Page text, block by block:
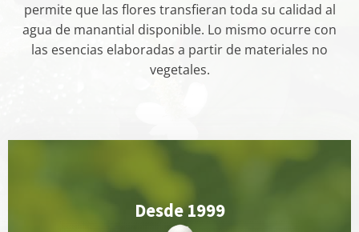
permite que las flores transfieran toda su calidad al
agua de manantial disponible. Lo mismo ocurre con
las esencias elaboradas a partir de materiales no
vegetales.
Desde 1999